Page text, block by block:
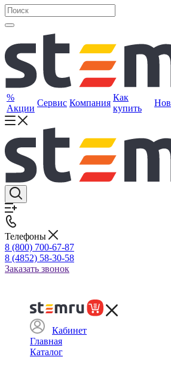
%
Акции
Сервис Компания
Как
купить
Телефоны
8 (800) 700-67-87
8 (4852) 58-30-58
Заказать звонок
Кабинет
Главная
Каталог